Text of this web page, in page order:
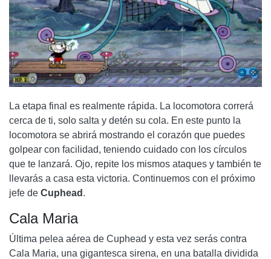
La etapa final es realmente rápida. La locomotora correrá
cerca de ti, solo salta y detén su cola. En este punto la
locomotora se abrirá mostrando el corazón que puedes
golpear con facilidad, teniendo cuidado con los círculos
que te lanzará. Ojo, repite los mismos ataques y también te
llevarás a casa esta victoria. Continuemos con el próximo
jefe de Cuphead .
Cala Maria
Última pelea aérea de Cuphead y esta vez serás contra
Cala Maria, una gigantesca sirena, en una batalla dividida